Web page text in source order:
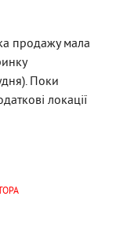
продажу мала
Поки
локації